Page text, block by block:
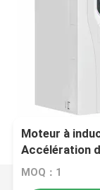
Moteur à
Accélération
MOQ：1